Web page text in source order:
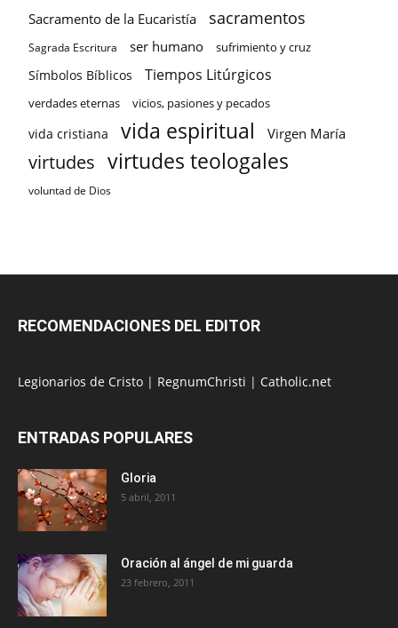
Sacramento de la Eucaristía sacramentos
Sagrada Escritura ser humano sufrimiento y cruz
Símbolos Bíblicos Tiempos Litúrgicos
verdades eternas vicios, pasiones y pecados
vida cristiana vida espiritual Virgen María
virtudes virtudes teologales
voluntad de Dios
RECOMENDACIONES DEL EDITOR
Legionarios de Cristo | RegnumChristi | Catholic.net
ENTRADAS POPULARES
Gloria
5 abril, 2011
Oración al ángel de mi guarda
23 febrero, 2011